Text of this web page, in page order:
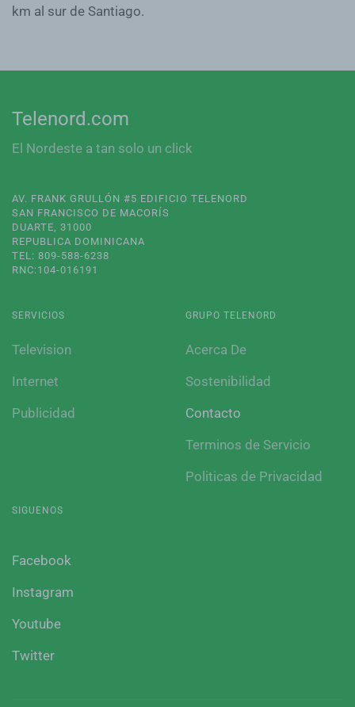
km al sur de Santiago.
Telenord.com
El Nordeste a tan solo un click
AV. FRANK GRULLÓN #5 EDIFICIO TELENORD
SAN FRANCISCO DE MACORÍS
DUARTE, 31000
REPUBLICA DOMINICANA
TEL: 809-588-6238
RNC:104-016191
SERVICIOS
Television
Internet
Publicidad
GRUPO TELENORD
Acerca De
Sostenibilidad
Contacto
Terminos de Servicio
Politicas de Privacidad
SIGUENOS
Facebook
Instagram
Youtube
Twitter